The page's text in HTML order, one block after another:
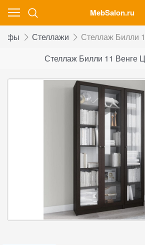
MebSalon.ru
Стеллажи
Стеллаж Билли
Стеллаж Билли 11 Венге